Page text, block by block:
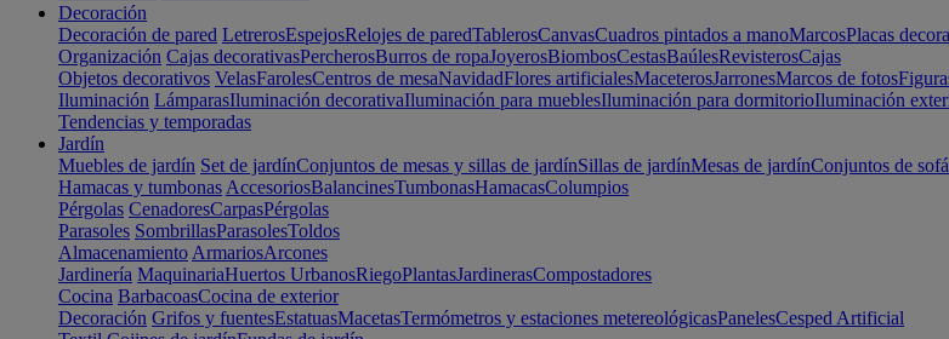
Decoración
Decoración de pared LetrerosEspejosRelojes de paredTablerosCanvasCuadros pintados a manoMarcosPlacas
Organización Cajas decorativasPercherosBurros de ropaJoyerosBiombosCestasBaúlesRevisterosCajas
Objetos decorativos VelasFarolesCentros de mesaNavidadFlores artificialesMaceterosJarronesMarcos de fotos
Iluminación LámparasIluminación decorativaIluminación para mueblesIluminación para dormitorioIluminación
Tendencias y temporadas
Jardín
Muebles de jardín Set de jardínConjuntos de mesas y sillas de jardínSillas de jardínMesas de jardínConjuntos de
Hamacas y tumbonas AccesoriosBalancinesTumbonasHamacasColumpios
Pérgolas CenadoresCarpasPérgolas
Parasoles SombrillasParasolesToldos
Almacenamiento ArmariosArcones
Jardinería MaquinariaHuertos UrbanosRiegoPlantasJardinerasCompostadores
Cocina BarbacoasCocina de exterior
Decoración Grifos y fuentesEstatuasMacetasTermómetros y estaciones metereológicasPanelesCesped Artificial